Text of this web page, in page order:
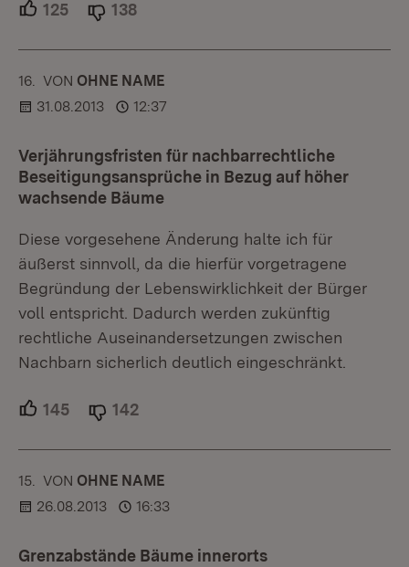
125 Unterstützer.
138
16. KOMMENTAR
VON :OHNE NAME
31.08.2013
12:37
Verjährungsfristen für nachbarrechtliche
Beseitigungsansprüche in Bezug auf höher
wachsende Bäume
Diese vorgesehene Änderung halte ich für
äußerst sinnvoll, da die hierfür vorgetragene
Begründung der Lebenswirklichkeit der Bürger
voll entspricht. Dadurch werden zukünftig
rechtliche Auseinandersetzungen zwischen
Nachbarn sicherlich deutlich eingeschränkt.
145 Unterstützer.
142
15. KOMMENTAR
VON :OHNE NAME
26.08.2013
16:33
Grenzabstände Bäume innerorts